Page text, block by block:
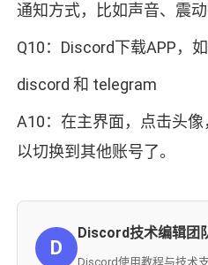
通知方式，比如声音、震动
Q10：Discord下载APP，
discord 和 telegram
A10：在主界面，点击头像
以切换到其他账号了。
D
Discord技术编辑团
Discord使用教程与技术